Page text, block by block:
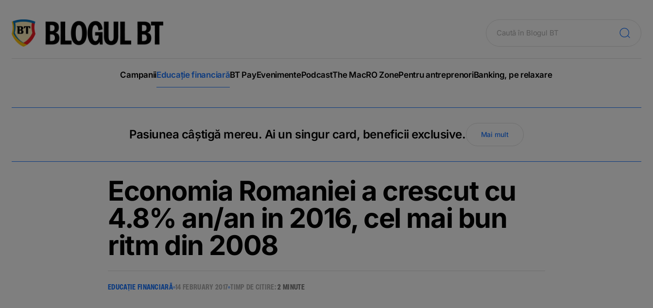
CampaniiEducație financiarăBT PayEvenimentePodcastThe MacRO ZonePentru antreprenoriBanking, pe relaxare
Pasiunea câștigă mereu. Ai un singur card, beneficii exclusive. Mai mult
Economia Romaniei a crescut cu
4.8% an/an in 2016, cel mai bun
ritm din 2008
EDUCAȚIE FINANCIARĂ 14 FEBRUARY 2017 TIMP DE CITIRE:2 MINUTE